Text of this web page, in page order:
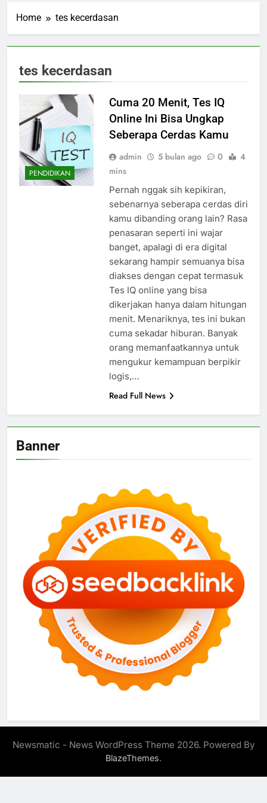
Home tes kecerdasan
tes kecerdasan
PENDIDIKAN
Cuma 20 Menit, Tes IQ
Online Ini Bisa Ungkap
Seberapa Cerdas Kamu
admin 5 bulan ago 0
4
mins
Pernah nggak sih kepikiran,
sebenarnya seberapa cerdas diri
kamu dibanding orang lain? Rasa
penasaran seperti ini wajar
banget, apalagi di era digital
sekarang hampir semuanya bisa
diakses dengan cepat termasuk
Tes IQ online yang bisa
dikerjakan hanya dalam hitungan
menit. Menariknya, tes ini bukan
cuma sekadar hiburan. Banyak
orang memanfaatkannya untuk
mengukur kemampuan berpikir
logis,…
Read Full News
Banner
Newsmatic - News WordPress Theme 2026. Powered By
BlazeThemes.